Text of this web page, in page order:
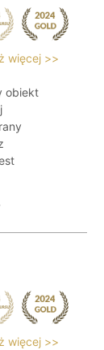
więcej >>
obiekt
więcej >>